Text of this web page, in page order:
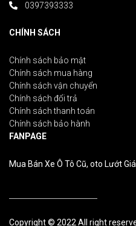
0397393333
CHÍNH SÁCH
Chính sách bảo mật
Chính sách mua hàng
Chính sách vận chuyển
Chính sách đổi trả
Chính sách thanh toán
Chính sách bảo hành
FANPAGE
Mua Bán Xe Ô Tô Cũ, oto Lướt
Copyright © 2022 All right